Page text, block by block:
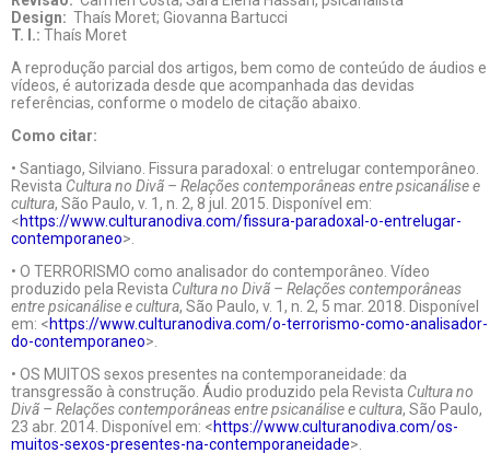
Design: Thaís Moret; Giovanna Bartucci
T. I.: Thaís Moret
A reprodução parcial dos artigos, bem como de conteúdo de áudios e
vídeos, é autorizada desde que acompanhada das devidas
referências, conforme o modelo de citação abaixo.
Como citar:
• Santiago, Silviano. Fissura paradoxal: o entrelugar contemporâneo.
Revista Cultura no Divã – Relações contemporâneas entre psicanálise e
cultura, São Paulo, v. 1, n. 2, 8 jul. 2015. Disponível em:
<https://www.culturanodiva.com/fissura-paradoxal-o-entrelugar-
contemporaneo>.
• O TERRORISMO como analisador do contemporâneo. Vídeo
produzido pela Revista Cultura no Divã – Relações contemporâneas
entre psicanálise e cultura, São Paulo, v. 1, n. 2, 5 mar. 2018. Disponível
em: <https://www.culturanodiva.com/o-terrorismo-como-analisador-
do-contemporaneo>.
• OS MUITOS sexos presentes na contemporaneidade: da
transgressão à construção. Áudio produzido pela Revista Cultura no
Divã – Relações contemporâneas entre psicanálise e cultura, São Paulo,
23 abr. 2014. Disponível em: <https://www.culturanodiva.com/os-
muitos-sexos-presentes-na-contemporaneidade>.